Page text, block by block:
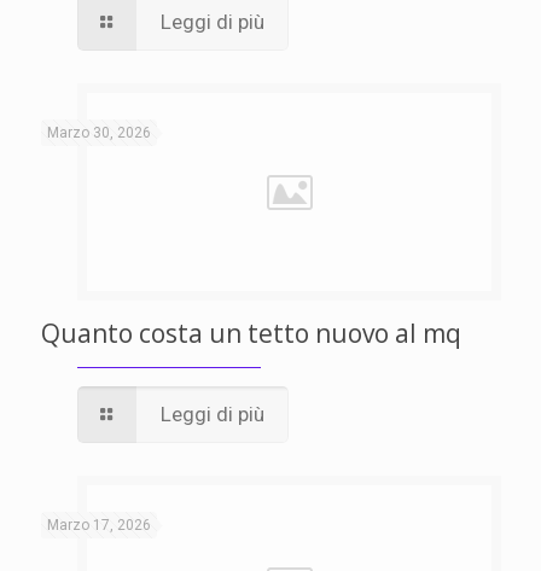
Leggi di più
Marzo 30, 2026
Quanto costa un tetto nuovo al mq
Leggi di più
Marzo 17, 2026